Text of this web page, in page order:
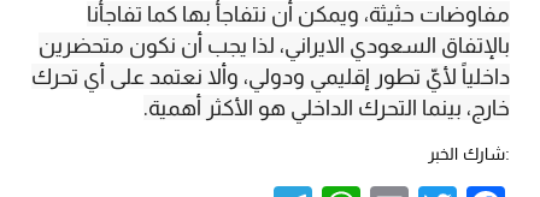
مفاوضات حثيثة، ويمكن أن نتفاجأ بها كما تفاجأنا
بالإتفاق السعودي الايراني، لذا يجب أن نكون متحضرين
داخلياً لأيّ تطور إقليمي ودولي، وألا نعتمد على أي تحرك
خارج، بينما التحرك الداخلي هو الأكثر أهمية.
:شارك الخبر